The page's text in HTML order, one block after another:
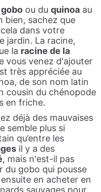
gobo ou du quinoa au
bien, sachez que
dans votre
jardin. La racine,
la racine de la
vous venez d'ajouter
très appréciée au
de son nom latin
cousin du chénopode
en friche.
déjà des mauvaises
semble plus si
qu’entre les
il y a des
, mais n'est-il pas
du gobo qui pousse
en acheter en
sauvages pour